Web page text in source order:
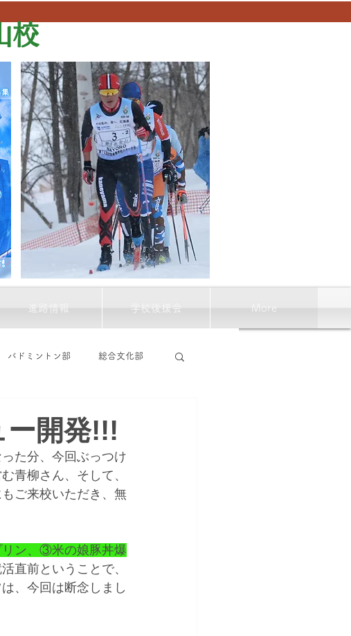
校
進路情報 学校後援会 More
バドミントン部 総合文化部
ー開発!!!
た分、今回ぶっつけ
青柳さん、そして、
ご来校いただき、無
ン、③米の娘豚丼爆
直前ということで、
、今回は断念しまし